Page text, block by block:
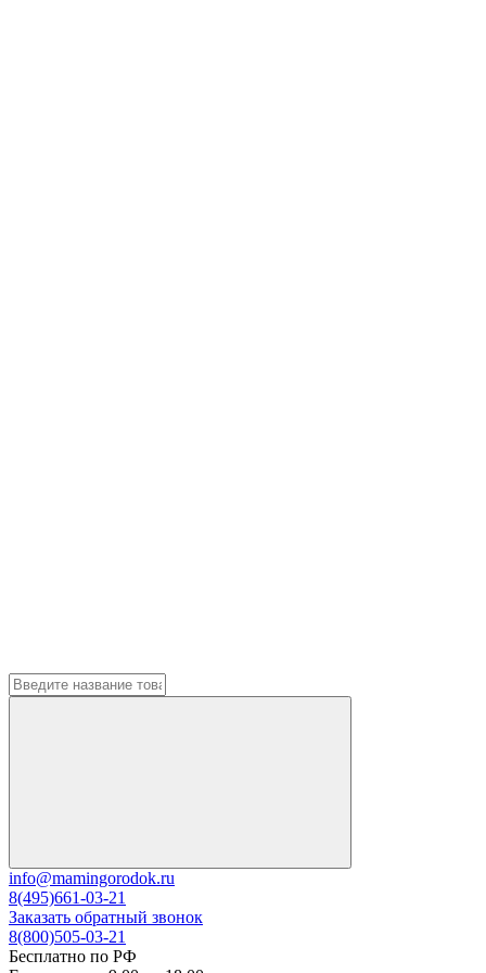
info@mamingorodok.ru
8(495)661-03-21
Заказать обратный звонок
8(800)505-03-21
Бесплатно по РФ